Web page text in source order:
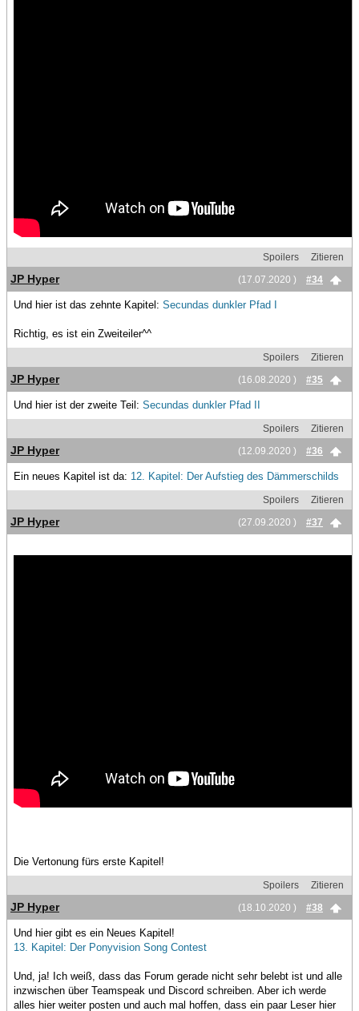
Spoilers
Zitieren
(17.07.2020 )
#34
JP Hyper
Und hier ist das zehnte Kapitel: Secundas dunkler Pfad I
Richtig, es ist ein Zweiteiler^^
Spoilers
Zitieren
(16.08.2020 )
#35
JP Hyper
Und hier ist der zweite Teil: Secundas dunkler Pfad II
Spoilers
Zitieren
(12.09.2020 )
#36
JP Hyper
Ein neues Kapitel ist da: 12. Kapitel: Der Aufstieg des Dämmerschilds
Spoilers
Zitieren
(27.09.2020 )
#37
JP Hyper
Die Vertonung fürs erste Kapitel!
Spoilers
Zitieren
(18.10.2020 )
#38
JP Hyper
Und hier gibt es ein Neues Kapitel!
13. Kapitel: Der Ponyvision Song Contest
Und, ja! Ich weiß, dass das Forum gerade nicht sehr belebt ist und alle
inzwischen über Teamspeak und Discord schreiben. Aber ich werde
alles hier weiter posten und auch mal hoffen, dass ein paar Leser hier